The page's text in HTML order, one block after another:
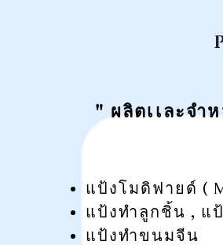
" ผลิตเเละจ
แป้งโมดิฟายด์ (
แป้งทำลูกชิ้น , แ
แป้งทำขนมจีน